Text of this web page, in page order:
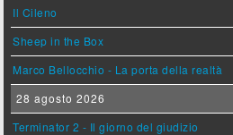
Il Cileno
Sheep in the Box
Marco Bellocchio - La porta della realtà
28 agosto 2026
Terminator 2 - Il giorno del giudizio